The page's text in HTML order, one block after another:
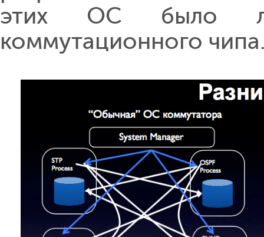
этих ОС было
коммутационного